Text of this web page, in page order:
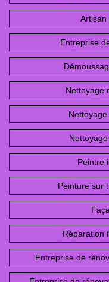
Artisan
Entreprise
Nettoyage
Peintre
Peinture sur
Réparation
Entreprise de